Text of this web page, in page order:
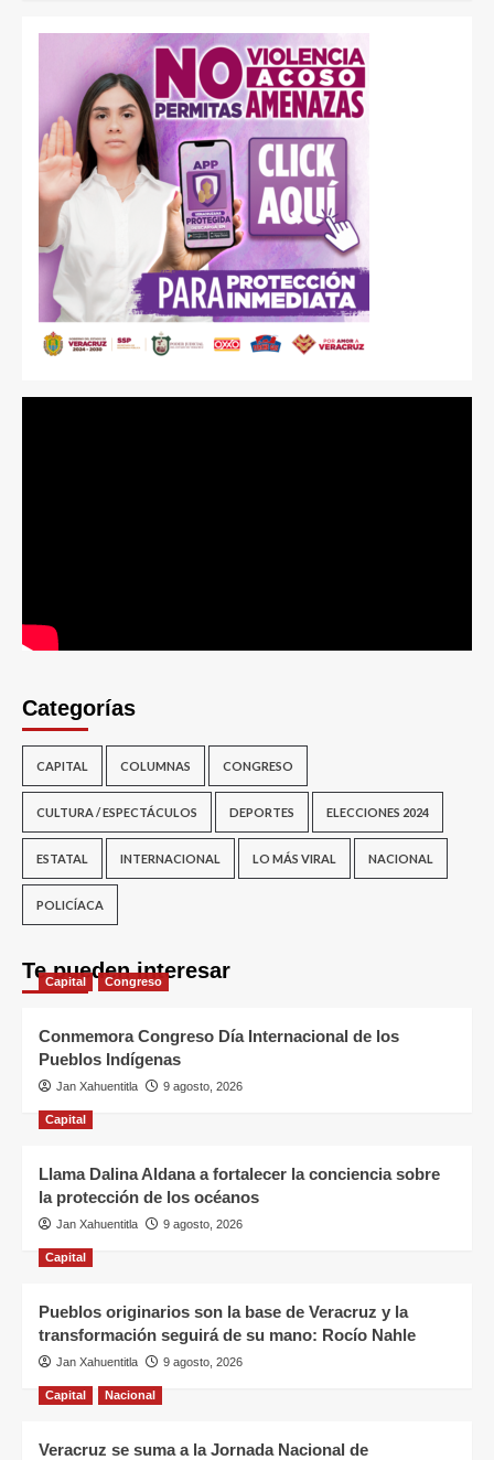
Categorías
CAPITAL COLUMNAS CONGRESO
CULTURA / ESPECTÁCULOS DEPORTES ELECCIONES 2024
ESTATAL INTERNACIONAL LO MÁS VIRAL NACIONAL
POLICÍACA
Te pueden interesar
Capital Congreso
Conmemora Congreso Día Internacional de los
Pueblos Indígenas
Jan Xahuentitla 9 agosto, 2026
Capital
Llama Dalina Aldana a fortalecer la conciencia sobre
la protección de los océanos
Jan Xahuentitla 9 agosto, 2026
Capital
Pueblos originarios son la base de Veracruz y la
transformación seguirá de su mano: Rocío Nahle
Jan Xahuentitla 9 agosto, 2026
Capital Nacional
Veracruz se suma a la Jornada Nacional de